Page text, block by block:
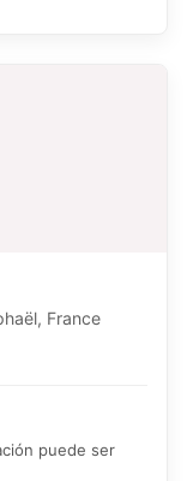
France
puede ser